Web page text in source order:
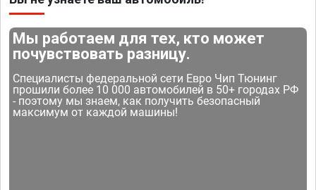
Мы работаем для тех, кто может
почувствовать разницу.
Специалисты федеральной сети Евро Чип Тюнинг
прошили более 10 000 автомобилей в 50+ городах РФ
- поэтому мы знаем, как получить безопасный
максимум от каждой машины!